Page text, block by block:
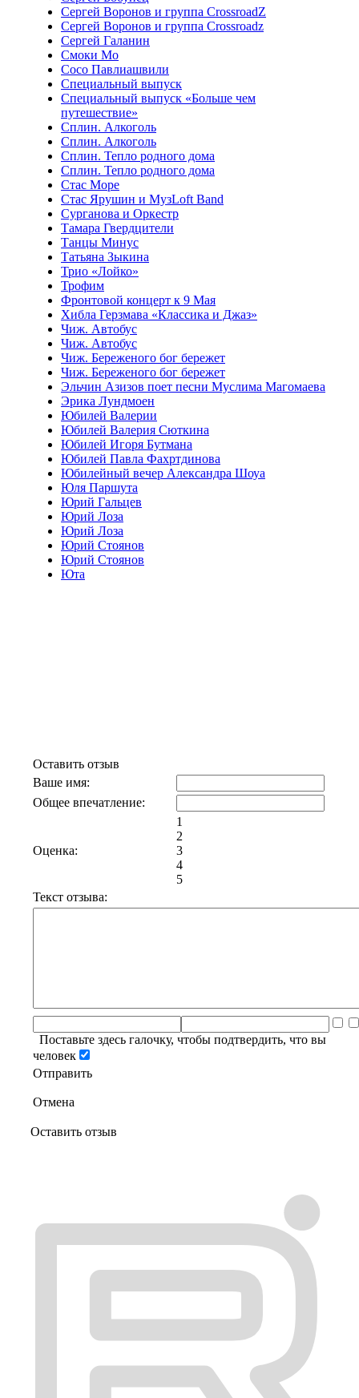
Сергей Воронов и группа CrossroadZ
Сергей Воронов и группа Crossroadz
Сергей Галанин
Смоки Мо
Сосо Павлиашвили
Специальный выпуск
Специальный выпуск «Больше чем
путешествие»
Сплин. Алкоголь
Сплин. Алкоголь
Сплин. Тепло родного дома
Сплин. Тепло родного дома
Стас Море
Стас Ярушин и МузLoft Band
Сурганова и Оркестр
Тамара Гвердцители
Танцы Минус
Татьяна Зыкина
Трио «Лойко»
Трофим
Фронтовой концерт к 9 Мая
Хибла Герзмава «Классика и Джаз»
Чиж. Автобус
Чиж. Автобус
Чиж. Береженого бог бережет
Чиж. Береженого бог бережет
Эльчин Азизов поет песни Муслима Магомаева
Эрика Лундмоен
Юбилей Валерии
Юбилей Валерия Сюткина
Юбилей Игоря Бутмана
Юбилей Павла Фахртдинова
Юбилейный вечер Александра Шоуа
Юля Паршута
Юрий Гальцев
Юрий Лоза
Юрий Лоза
Юрий Стоянов
Юрий Стоянов
Юта
Оставить отзыв
Ваше имя:
Общее впечатление:
Оценка:
1
2
3
4
5
Текст отзыва:
Поставьте здесь галочку, чтобы подтвердить, что вы
человек
Отправить
Отмена
Оставить отзыв